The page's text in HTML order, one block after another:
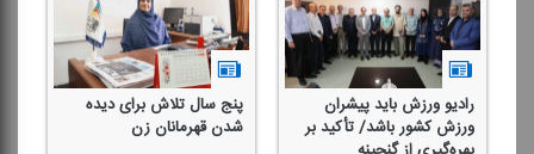
رادیو ورزش باید پیشران
ورزش كشور باشد/ تأكید بر
پنج سال تلاش برای دیده
شدن قهرمانان زن